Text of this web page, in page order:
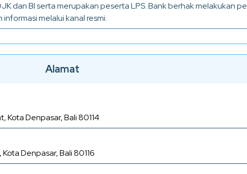
dan BI serta merupakan peserta LPS. Bank berhak melakukan
melalui kanal resmi.
Alamat
Kota Denpasar, Bali 80114
Denpasar, Bali 80116